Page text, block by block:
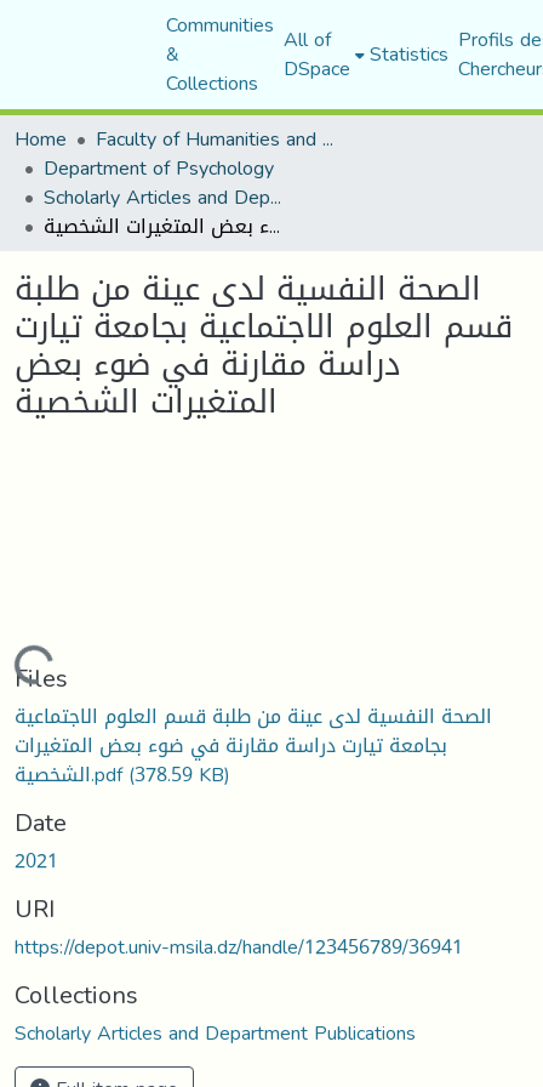
Communities
&
Collections
All of
DSpace Statistics Profils
Home
Faculty of Humanities and Social Sciences
Department of Psychology
Scholarly Articles and Department Publications
الصحة النفسية لدى عينة من طلبة قسم العلوم الاجتماعية بجامعة تيارت دراسة مقارنة في ضوء بعض المتغيرات الشخصية
الصحة النفسية لدى عينة من طلبة
قسم العلوم الاجتماعية بجامعة تيارت
دراسة مقارنة في ضوء بعض
المتغيرات الشخصية
Loading...
Files
الصحة النفسية لدى عينة من طلبة قسم العلوم الاجتماعية
بجامعة تيارت دراسة مقارنة في ضوء بعض المتغيرات
الشخصية.pdf(378.59 KB)
Date
2021
URI
https://depot.univ-msila.dz/handle/123456789/36941
Collections
Scholarly Articles and Department Publications